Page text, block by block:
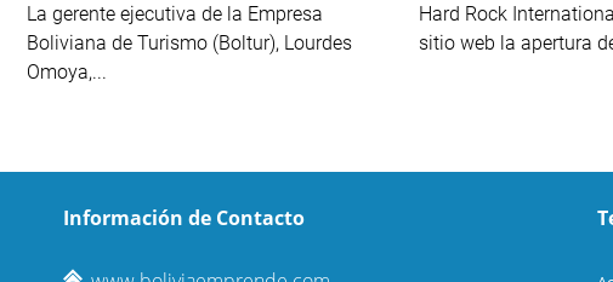
La gerente ejecutiva de la Empresa
Boliviana de Turismo (Boltur), Lourdes
Omoya,...
Hard Rock
sitio web la apertura
Información de Contacto